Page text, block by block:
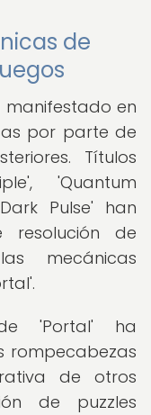
de
manifestado en
por parte de
Títulos
'Quantum
Pulse' han
resolución de
mecánicas
'Portal' ha
rompecabezas
de otros
de puzzles